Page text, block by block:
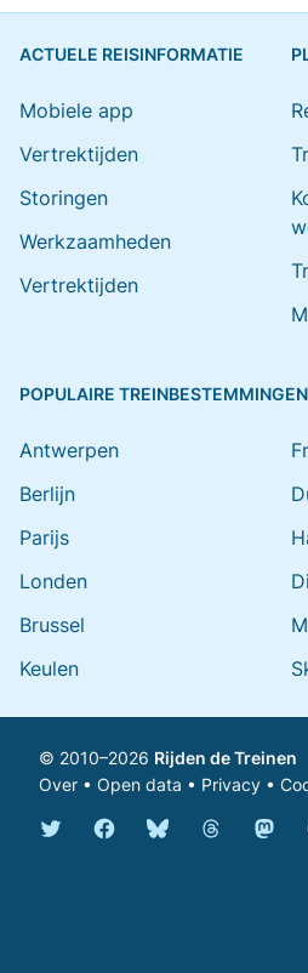
ACTUELE REISINFORMATIE
Mobiele app
Vertrektijden
Storingen
Werkzaamheden
Vertrektijden
POPULAIRE TREINBESTEMMINGEN
Antwerpen
Berlijn
Parijs
Londen
Brussel
Keulen
© 2010–2026 Rijden de Treinen
Over • Open data • Privacy •